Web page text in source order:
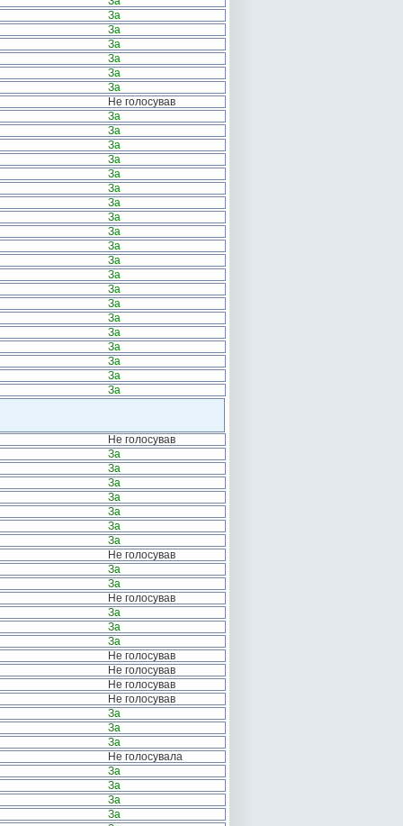
За
За
За
За
За
За
Не голосував
За
За
За
За
За
За
За
За
За
За
За
За
За
За
За
За
За
За
За
За
Не голосував
За
За
За
За
За
За
За
Не голосував
За
За
Не голосував
За
За
За
Не голосував
Не голосував
Не голосував
Не голосував
За
За
За
Не голосувала
За
За
За
За